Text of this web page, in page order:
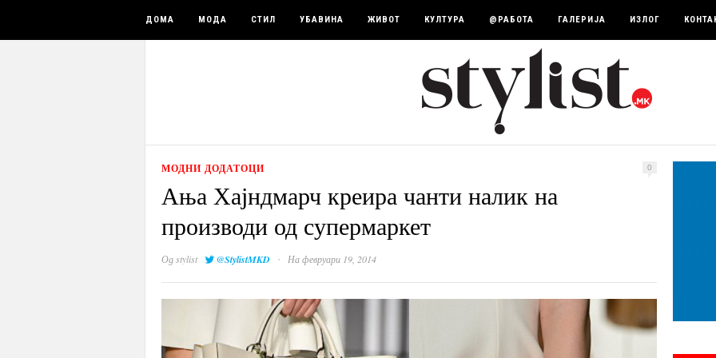
ДОМА МОДА СТИЛ УБАВИНА ЖИВОТ КУЛТУРА @РАБОТА ГАЛЕРИЈА ИЗЛОГ
МОДНИ ДОДАТОЦИ 0
Ања Хајндмарч креира чанти налик на
производи од супермаркет
Одstylist @StylistMKD · На февруари 19, 2014